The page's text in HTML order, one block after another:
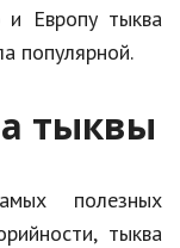
и Европу тыква
популярной.
тыквы
полезных
тыква